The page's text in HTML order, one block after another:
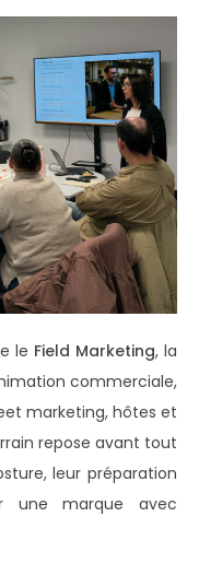
le Field Marketing, la
commerciale,
marketing, hôtes et
repose avant tout
leur préparation
une marque avec